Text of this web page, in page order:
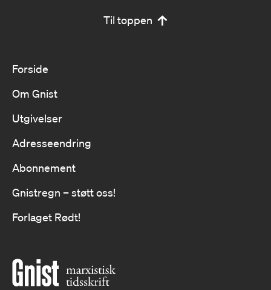
Til toppen
Forside
Om Gnist
Utgivelser
Adresseendring
Abonnement
Gnistregn – støtt oss!
Forlaget Rødt!